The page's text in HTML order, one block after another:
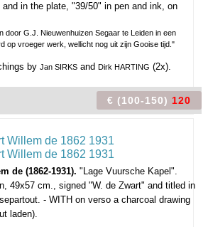
in the plate, "39/50" in pen and ink, on
door G.J. Nieuwenhuizen Segaar te Leiden in een
op vroeger werk, wellicht nog uit zijn Gooise tijd."
by Jan SIRKS and Dirk HARTING (2x).
€ (100-150) 120
de (1862-1931). "Lage Vuursche Kapel".
49x57 cm., signed "W. de Zwart" and titled in
- WITH on verso a charcoal drawing
laden).